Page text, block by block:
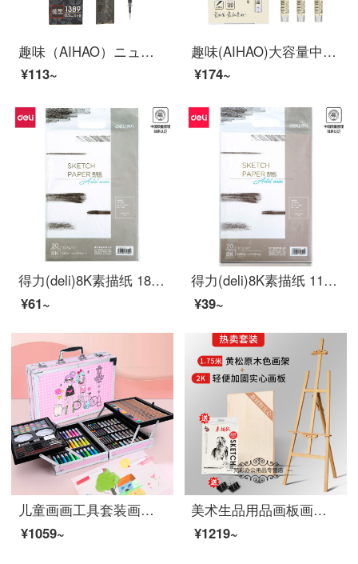
趣味（AIHAO）ニュートラルコア0.5 mm全針管黒水芯全針管学生用試験共通代替芯1389
¥113~
趣味(AIHAO)大容量中性ペン0.5速乾ペン黒の弾丸ヘッド速乾性ストレートペン炭素ペンオフィス署名ペンGP 1300
¥174~
得力(deli)8K素描纸 180g素描本绘画纸彩铅画 美术写生手绘临摹学生用初学者速写铅画纸 8开20张加厚73613
¥61~
得力(deli)8K素描纸 110g素描本绘画纸彩铅画 美术写生手绘临摹学生用初学者速写铅画纸 8开20张73607
¥39~
儿童画画工具套装画笔礼盒小学生水彩笔蜡笔美术学习用品水彩颜料绘画美术学习文具生日礼物礼盒装 145件套高端双层铝盒-粉色
¥1059~
美术生品用品画板画架专用一套支架式木质实木2k4k画具铅笔炭笔画笔专业初学者画画绘画素描工具套装全套 1.75黄松原木画架+2K轻便加固实心画板
¥1219~